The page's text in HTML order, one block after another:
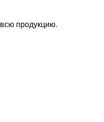
продукцию.